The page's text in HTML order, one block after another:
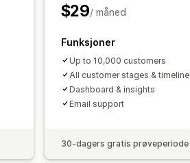
$29/ måned
Funksjoner
Up to 10,000 customers
All customer stages & timeline
Dashboard & insights
Email support
30-dagers gratis prøveperiode